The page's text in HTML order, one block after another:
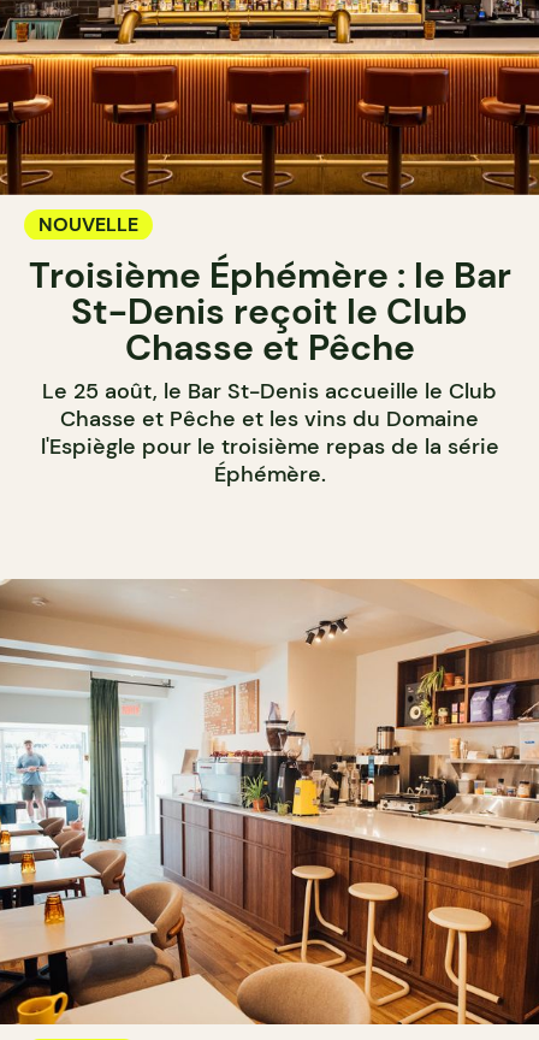
NOUVELLE
Troisième Éphémère : le Bar
St-Denis reçoit le Club
Chasse et Pêche
Le 25 août, le Bar St-Denis accueille le Club
Chasse et Pêche et les vins du Domaine
l'Espiègle pour le troisième repas de la série
Éphémère.